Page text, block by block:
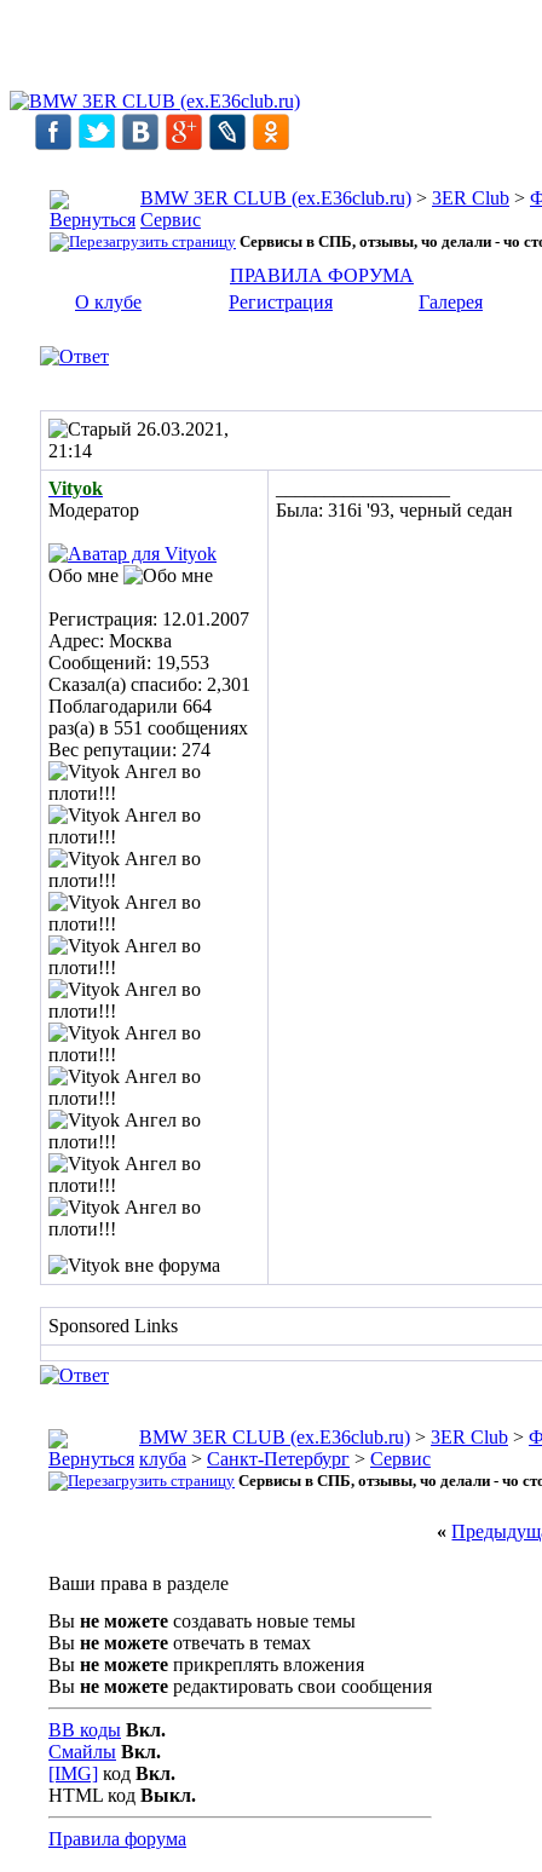
BMW 3ER CLUB (ex.E36club.ru) > 3ER Club >
Сервис
Сервисы в СПБ, отзывы, чо делали - чо
ПРАВИЛА ФОРУМА
О клубе
Регистрация Галерея
26.03.2021,
21:14
Vityok
Модератор
Обо мне
Регистрация: 12.01.2007
Адрес: Москва
Сообщений: 19,553
Сказал(а) спасибо: 2,301
Поблагодарили 664
раз(а) в 551 сообщениях
Вес репутации: 274
Была: 316i '93, черный седан
Sponsored Links
BMW 3ER CLUB (ex.E36club.ru) > 3ER Club >
клуба > Санкт-Петербург > Сервис
Сервисы в СПБ, отзывы, чо делали - чо
«
Ваши права в разделе
Вы не можете создавать новые темы
Вы не можете отвечать в темах
Вы не можете прикреплять вложения
Вы не можете редактировать свои сообщения
BB коды Вкл.
Смайлы Вкл.
[IMG] код Вкл.
HTML код Выкл.
Правила форума